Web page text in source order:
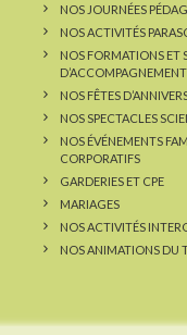
NOS JOURNÉES
NOS ACTIVITÉS
NOS FORMATIONS ET
D’ACCOMPAGNEMENT
NOS FÊTES
NOS SPECTACLES
NOS ÉVÉNEMENTS
CORPORATIFS
GARDERIES ET CPE
MARIAGES
NOS ACTIVITÉS
NOS ANIMATIONS DU